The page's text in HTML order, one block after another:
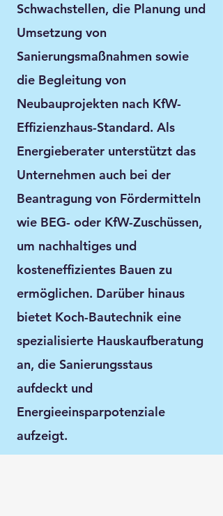
Schwachstellen, die Planung und
Umsetzung von
Sanierungsmaßnahmen sowie
die Begleitung von
Neubauprojekten nach KfW-
Effizienzhaus-Standard. Als
Energieberater unterstützt das
Unternehmen auch bei der
Beantragung von Fördermitteln
wie BEG- oder KfW-Zuschüssen,
um nachhaltiges und
kosteneffizientes Bauen zu
ermöglichen. Darüber hinaus
bietet Koch-Bautechnik eine
spezialisierte Hauskaufberatung
an, die Sanierungsstaus
aufdeckt und
Energieeinsparpotenziale
aufzeigt.